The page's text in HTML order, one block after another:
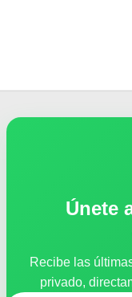
Únete
Recibe las
privado,